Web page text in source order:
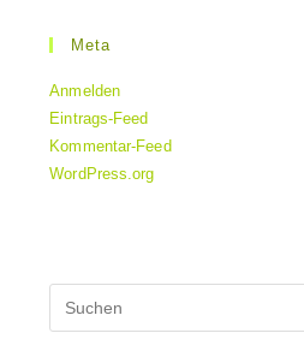
Meta
Anmelden
Eintrags-Feed
Kommentar-Feed
WordPress.org